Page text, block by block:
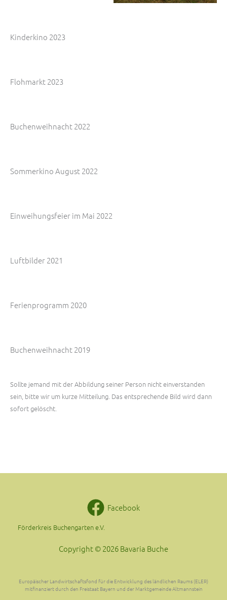
Kinderkino 2023
Flohmarkt 2023
Buchenweihnacht 2022
Sommerkino August 2022
Einweihungsfeier im Mai 2022
Luftbilder 2021
Ferienprogramm 2020
Buchenweihnacht 2019
Sollte jemand mit der Abbildung seiner Person nicht einverstanden
sein, bitte wir um kurze Mitteilung. Das entsprechende Bild wird dann
sofort gelöscht.
Facebook
Förderkreis Buchengarten e.V.
Copyright © 2026 Bavaria Buche
Europäischer Landwirtschaftsfond für die Entwicklung des ländlichen Raums (ELER)
mitfinanziert durch den Freistaat Bayern und der Marktgemeinde Altmannstein